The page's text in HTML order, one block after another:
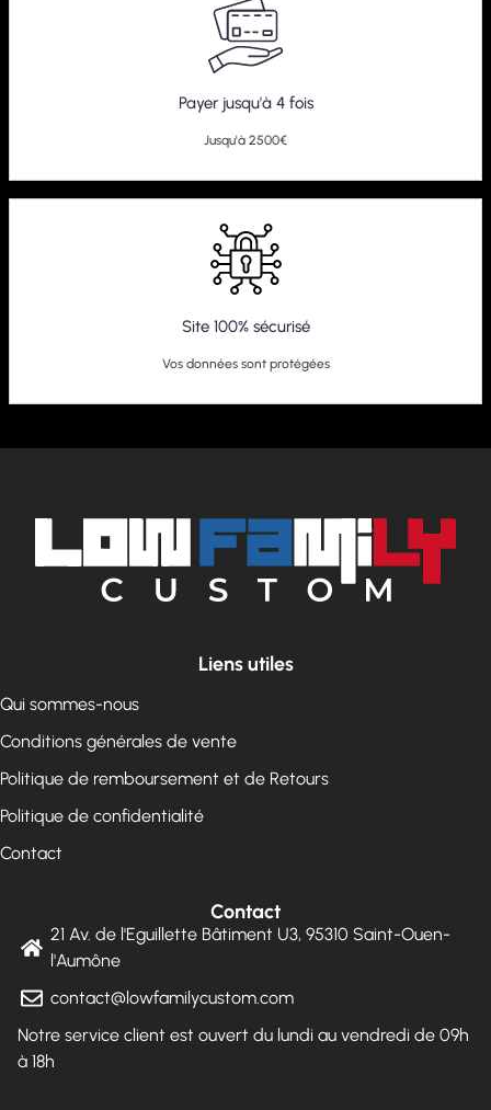
Payer jusqu'à 4 fois
Jusqu'à 2500€
Site 100% sécurisé
Vos données sont protégées
Liens utiles
Qui sommes-nous
Conditions générales de vente
Politique de remboursement et de Retours
Politique de confidentialité
Contact
Contact
21 Av. de l'Eguillette Bâtiment U3, 95310 Saint-Ouen-
l'Aumône
contact@lowfamilycustom.com
Notre service client est ouvert du lundi au vendredi de 09h
à 18h